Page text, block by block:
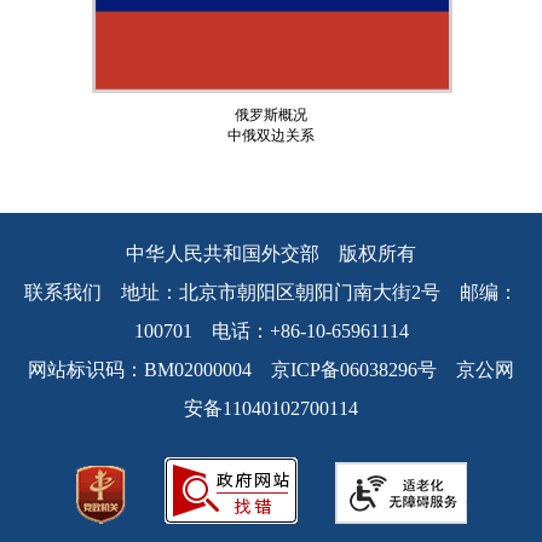
俄罗斯概况
中俄双边关系
中华人民共和国外交部 版权所有
联系我们 地址：北京市朝阳区朝阳门南大街2号 邮编：
100701 电话：+86-10-65961114
网站标识码：BM02000004 京ICP备06038296号 京公网
安备11040102700114